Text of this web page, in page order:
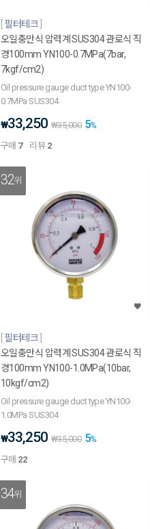
필터테크
오일충만식 압력계 SUS304 관로식 직
경100mm YN100-0.7MPa(7bar,
7kgf/cm2)
Oil pressure gauge duct type YN100-
0.7MPa SUS304
₩33,250 ₩35,000 5%
구매 7 리뷰 2
32위
필터테크
오일충만식 압력계 SUS304 관로식 직
경100mm YN100-1.0MPa(10bar,
10kgf/cm2)
Oil pressure gauge duct type YN100-
1.0MPa SUS304
₩33,250 ₩35,000 5%
구매 22
34위